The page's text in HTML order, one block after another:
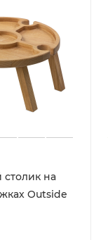
на
Outside